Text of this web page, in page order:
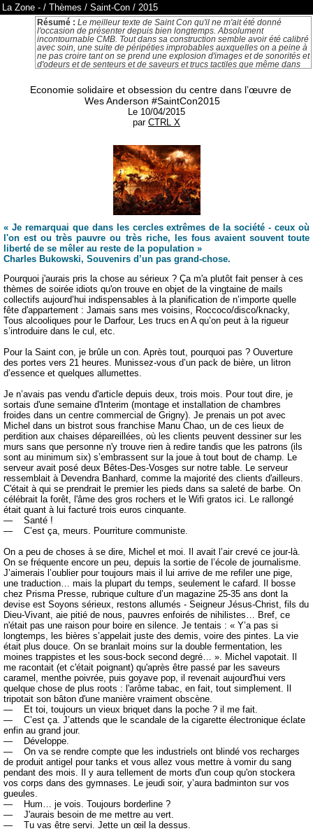
La Zone - / Thèmes / Saint-Con / 2015
Résumé : Le meilleur texte de Saint Con qu'il ne m'ait été donné
l'occasion de présenter depuis bien longtemps. Absolument
incontournable CMB. Tout dans sa construction semble avoir été calibré
avec soin, une suite de péripéties improbables auxquelles on a peine à
ne pas croire tant on se prend une explosion d'images et de sonorités et
d'odeurs et de senteurs et de saveurs et trucs tactiles que même dans
comme si Quentin Tarantino avait super bien adapté un polar du
poulpe. DES DIALOGUES PLEINS DE GOUAILLE ET DE R2PARTIE
QUE T4AIMERAIS EN CROISER EN VRAI DES GENS COMME 9A
TELLEMENT REALISTES QU4ILS N4EXISTENT PAS. C'est un pur chef
d'œuvre. Trame narrative de patineur russe surentrainé depuis l'âge de
voir avec lui ! Une fresque sociétale de la contemporanéité qui te fera
fondre comme un camembert zélé en plein cagnard. CTRL X. OH QUE
MAIS JE T4OFFRE MA RONDELLE QUAND TU VEUX § Susurre moi ta
prose en crachotant du liquide séminal dans ma cochlée ! Perfore-moi
le nombril ! Perfore-moi le nombril ! Perfore-moi le nombril ! Perfore-moi
le nombril ! ENCORE § Petite BITCH § ENCORE §
Economie solidaire et obsession du centre dans l’œuvre de
Wes Anderson #SaintCon2015
Le 10/04/2015
par CTRL X
« Je remarquai que dans les cercles extrêmes de la société - ceux où
l'on est ou très pauvre ou très riche, les fous avaient souvent toute
liberté de se mêler au reste de la population »
Charles Bukowski, Souvenirs d’un pas grand-chose.
Pourquoi j'aurais pris la chose au sérieux ? Ça m'a plutôt fait penser à ces
thèmes de soirée idiots qu'on trouve en objet de la vingtaine de mails
collectifs aujourd’hui indispensables à la planification de n’importe quelle
fête d'appartement : Jamais sans mes voisins, Roccoco/disco/knacky,
Tous alcooliques pour le Darfour, Les trucs en A qu’on peut à la rigueur
s’introduire dans le cul, etc.
Pour la Saint con, je brûle un con. Après tout, pourquoi pas ? Ouverture
des portes vers 21 heures. Munissez-vous d’un pack de bière, un litron
d’essence et quelques allumettes.
Je n’avais pas vendu d'article depuis deux, trois mois. Pour tout dire, je
sortais d'une semaine d'Interim (montage et installation de chambres
froides dans un centre commercial de Grigny). Je prenais un pot avec
Michel dans un bistrot sous franchise Manu Chao, un de ces lieux de
perdition aux chaises dépareillées, où les clients peuvent dessiner sur les
murs sans que personne n'y trouve rien à redire tandis que les patrons (ils
sont au minimum six) s’embrassent sur la joue à tout bout de champ. Le
serveur avait posé deux Bêtes-Des-Vosges sur notre table. Le serveur
ressemblait à Devendra Banhard, comme la majorité des clients d'ailleurs.
C'était à qui se prendrait le premier les pieds dans sa saleté de barbe. On
célébrait la forêt, l'âme des gros rochers et le Wifi gratos ici. Le rallongé
était quant à lui facturé trois euros cinquante.
— Santé !
— C’est ça, meurs. Pourriture communiste.
On a peu de choses à se dire, Michel et moi. Il avait l’air crevé ce jour-là.
On se fréquente encore un peu, depuis la sortie de l’école de journalisme.
J’aimerais l’oublier pour toujours mais il lui arrive de me refiler une pige,
une traduction… mais la plupart du temps, seulement le cafard. Il bosse
chez Prisma Presse, rubrique culture d’un magazine 25-35 ans dont la
devise est Soyons sérieux, restons allumés - Seigneur Jésus-Christ, fils du
Dieu-Vivant, aie pitié de nous, pauvres enfoirés de nihilistes… Bref, ce
n'était pas une raison pour boire en silence. Je tentais : « Y’a pas si
longtemps, les bières s’appelait juste des demis, voire des pintes. La vie
était plus douce. On se branlait moins sur la double fermentation, les
moines trappistes et les sous-bock second degré… ». Michel vapotait. Il
me racontait (et c'était poignant) qu'après être passé par les saveurs
caramel, menthe poivrée, puis goyave pop, il revenait aujourd'hui vers
quelque chose de plus roots : l'arôme tabac, en fait, tout simplement. Il
tripotait son bâton d'une manière vraiment obscène.
— Et toi, toujours un vieux briquet dans la poche ? il me fait.
— C’est ça. J’attends que le scandale de la cigarette électronique éclate
enfin au grand jour.
— Développe.
— On va se rendre compte que les industriels ont blindé vos recharges
de produit antigel pour tanks et vous allez vous mettre à vomir du sang
pendant des mois. Il y aura tellement de morts d'un coup qu'on stockera
vos corps dans des gymnases. Le jeudi soir, y’aura badminton sur vos
gueules.
— Hum… je vois. Toujours borderline ?
— J'aurais besoin de me mettre au vert.
— Tu vas être servi. Jette un œil la dessus.